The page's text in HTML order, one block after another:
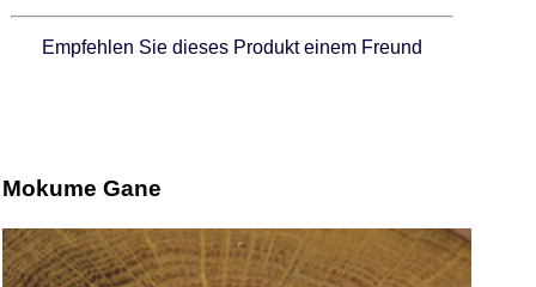
Empfehlen Sie dieses Produkt einem Freund
Mokume Gane